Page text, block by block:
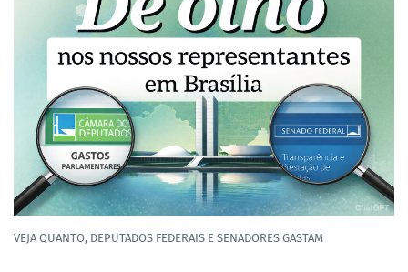
VEJA QUANTO, DEPUTADOS FEDERAIS E SENADORES GASTAM